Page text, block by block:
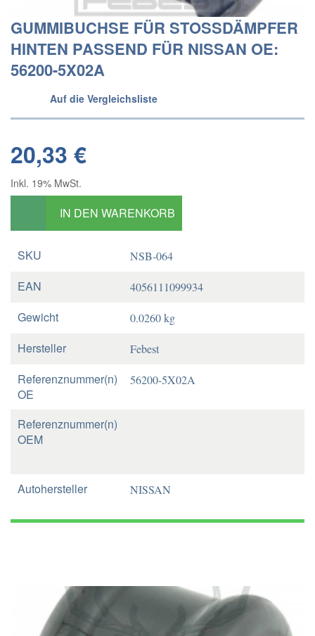
GUMMIBUCHSE FÜR STOSSDÄMPFER
HINTEN PASSEND FÜR NISSAN OE:
56200-5X02A
Auf die Vergleichsliste
20,33 €
Inkl. 19% MwSt.
IN DEN WARENKORB
SKU NSB-064
EAN 4056111099934
Gewicht 0.0260 kg
Hersteller Febest
Referenznummer(n)
OE
56200-5X02A
Referenznummer(n)
OEM
Autohersteller NISSAN